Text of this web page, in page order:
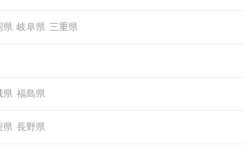
県 岐阜県 三重県
県 福島県
県 長野県